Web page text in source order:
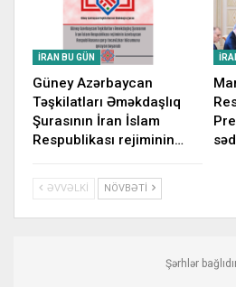
İRAN BU GÜN
Güney Azərbaycan
Təşkilatları Əməkdaşlıq
Şurasının İran İslam
Respublikası rejiminin…
ƏVVƏLKI NÖVBƏTI
Şərhlər